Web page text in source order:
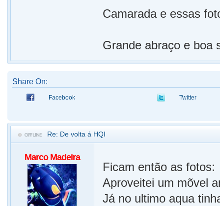
Camarada e essas
Grande abraço e boa
Share On:
Facebook Twitter
Re: De volta á HQI
Marco Madeira
Ficam então as fotos:
Aproveitei um mõvel
Já no ultimo aqua